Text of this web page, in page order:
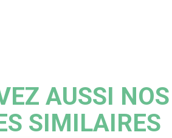
AUSSI NOS
SIMILAIRES